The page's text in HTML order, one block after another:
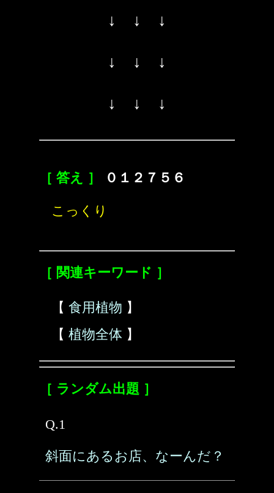
↓ ↓ ↓
↓ ↓ ↓
↓ ↓ ↓
［ 答え ］ ０１２７５６
こっくり
［ 関連キーワード ］
【 食用植物 】
【 植物全体 】
［ ランダム出題 ］
Q.1
斜面にあるお店、なーんだ？